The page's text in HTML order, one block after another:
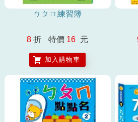
ㄅㄆㄇ練習簿
8 折 特價 16 元
加入購物車